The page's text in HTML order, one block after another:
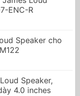
ENC-R
Speaker cho
Speaker,
4.0 inches